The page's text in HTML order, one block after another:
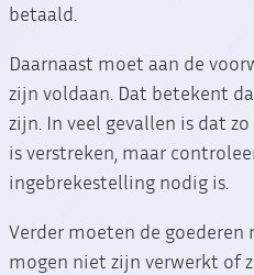
betaald.
Daarnaast moet aan de
zijn voldaan. Dat betekent
zijn. In veel gevallen is dat
is verstreken, maar
ingebrekestelling nodig is.
Verder moeten de goederen
mogen niet zijn verwerkt of